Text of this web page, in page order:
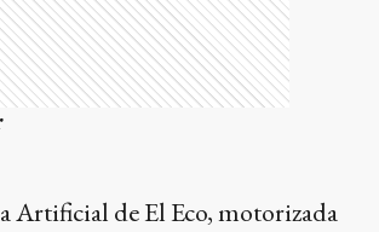
Artificial de El Eco, motorizada